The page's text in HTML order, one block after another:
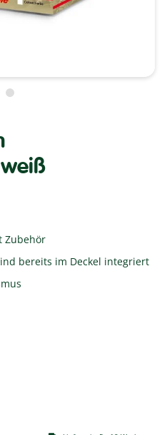
Zubehör
bereits im Deckel integriert